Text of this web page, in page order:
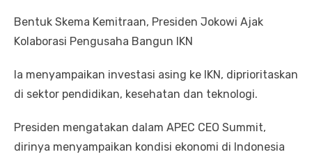
Bentuk Skema Kemitraan, Presiden Jokowi Ajak
Kolaborasi Pengusaha Bangun IKN
Ia menyampaikan investasi asing ke IKN, diprioritaskan
di sektor pendidikan, kesehatan dan teknologi.
Presiden mengatakan dalam APEC CEO Summit,
dirinya menyampaikan kondisi ekonomi di Indonesia